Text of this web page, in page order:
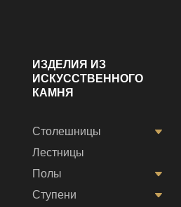
ИЗДЕЛИЯ ИЗ
ИСКУССТВЕННОГО
КАМНЯ
Столешницы
Лестницы
Полы
Ступени